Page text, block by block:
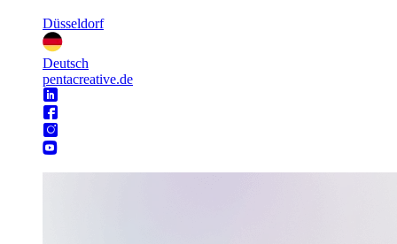
Düsseldorf
Deutsch
pentacreative.de